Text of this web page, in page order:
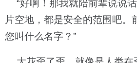
“好啊！那我就陪前辈说说
片空地，都是安全的范围吧。
您叫什么名字？”